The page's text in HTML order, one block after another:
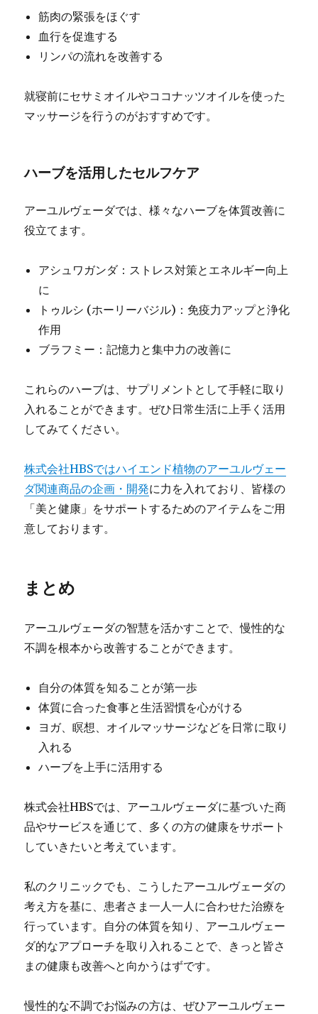
筋肉の緊張をほぐす
血行を促進する
リンパの流れを改善する
就寝前にセサミオイルやココナッツオイルを使った
マッサージを行うのがおすすめです。
ハーブを活用したセルフケア
アーユルヴェーダでは、様々なハーブを体質改善に
役立てます。
アシュワガンダ：ストレス対策とエネルギー向上
に
トゥルシ (ホーリーバジル)：免疫力アップと浄化
作用
ブラフミー：記憶力と集中力の改善に
これらのハーブは、サプリメントとして手軽に取り
入れることができます。ぜひ日常生活に上手く活用
してみてください。
株式会社HBSではハイエンド植物のアーユルヴェー
ダ関連商品の企画・開発に力を入れており、皆様の
「美と健康」をサポートするためのアイテムをご用
意しております。
まとめ
アーユルヴェーダの智慧を活かすことで、慢性的な
不調を根本から改善することができます。
自分の体質を知ることが第一歩
体質に合った食事と生活習慣を心がける
ヨガ、瞑想、オイルマッサージなどを日常に取り
入れる
ハーブを上手に活用する
株式会社HBSでは、アーユルヴェーダに基づいた商
品やサービスを通じて、多くの方の健康をサポート
していきたいと考えています。
私のクリニックでも、こうしたアーユルヴェーダの
考え方を基に、患者さま一人一人に合わせた治療を
行っています。自分の体質を知り、アーユルヴェー
ダ的なアプローチを取り入れることで、きっと皆さ
まの健康も改善へと向かうはずです。
慢性的な不調でお悩みの方は、ぜひアーユルヴェー